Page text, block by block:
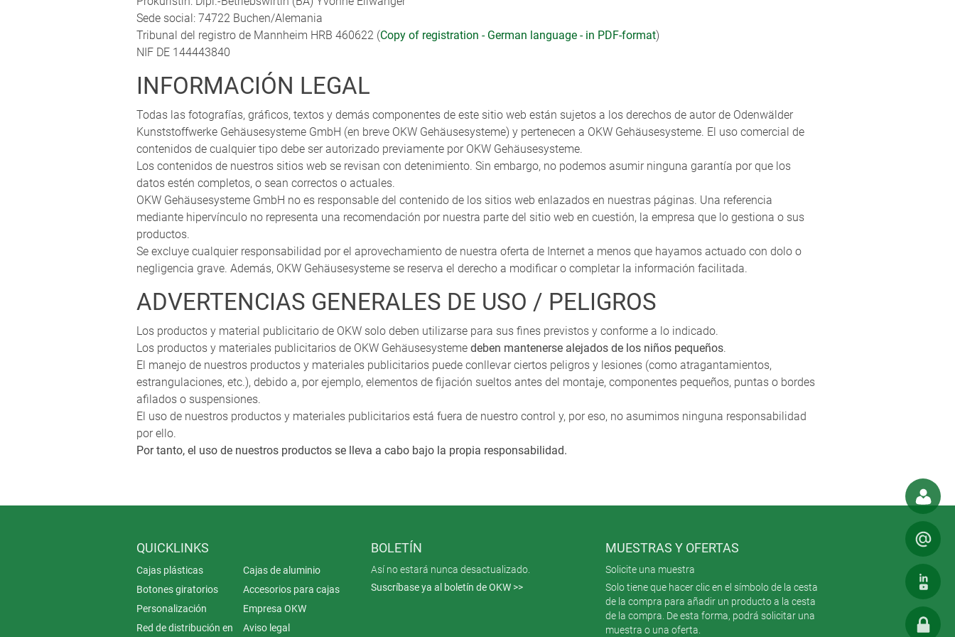
Sede social: 74722 Buchen/Alemania
Tribunal del registro de Mannheim HRB 460622 (Copy of registration - German language - in PDF-format)
NIF DE 144443840
INFORMACIÓN LEGAL
Todas las fotografías, gráficos, textos y demás componentes de este sitio web están sujetos a los derechos de autor de Odenwälder
Kunststoffwerke Gehäusesysteme GmbH (en breve OKW Gehäusesysteme) y pertenecen a OKW Gehäusesysteme. El uso comercial de
contenidos de cualquier tipo debe ser autorizado previamente por OKW Gehäusesysteme.
Los contenidos de nuestros sitios web se revisan con detenimiento. Sin embargo, no podemos asumir ninguna garantía por que los
datos estén completos, o sean correctos o actuales.
OKW Gehäusesysteme GmbH no es responsable del contenido de los sitios web enlazados en nuestras páginas. Una referencia
mediante hipervínculo no representa una recomendación por nuestra parte del sitio web en cuestión, la empresa que lo gestiona o sus
productos.
Se excluye cualquier responsabilidad por el aprovechamiento de nuestra oferta de Internet a menos que hayamos actuado con dolo o
negligencia grave. Además, OKW Gehäusesysteme se reserva el derecho a modificar o completar la información facilitada.
ADVERTENCIAS GENERALES DE USO / PELIGROS
Los productos y material publicitario de OKW solo deben utilizarse para sus fines previstos y conforme a lo indicado.
Los productos y materiales publicitarios de OKW Gehäusesysteme deben mantenerse alejados de los niños pequeños.
El manejo de nuestros productos y materiales publicitarios puede conllevar ciertos peligros y lesiones (como atragantamientos,
estrangulaciones, etc.), debido a, por ejemplo, elementos de fijación sueltos antes del montaje, componentes pequeños, puntas o bordes
afilados o suspensiones.
El uso de nuestros productos y materiales publicitarios está fuera de nuestro control y, por eso, no asumimos ninguna responsabilidad
por ello.
Por tanto, el uso de nuestros productos se lleva a cabo bajo la propia responsabilidad.
QUICKLINKS
Cajas plásticas
Cajas de aluminio
Botones giratorios
Accesorios para cajas
Personalización
Empresa OKW
Red de distribución en
Aviso legal
BOLETÍN
Así no estará nunca desactualizado.
Suscríbase ya al boletín de OKW >>
MUESTRAS Y OFERTAS
Solicite una muestra
Solo tiene que hacer clic en el símbolo de la cesta
de la compra para añadir un producto a la cesta
de la compra. De esta forma, podrá solicitar una
muestra o una oferta.